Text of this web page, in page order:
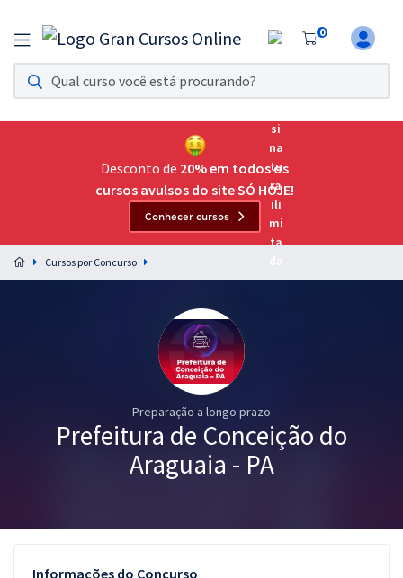
0
Assinatura Ilimitada 11
Acesso a todos os cursos. Teste grátis por 7 dias!
Assinatura OAB Até Passar
Acesso ilimitado a toda preparação para o Exame da
Preparação completa e intensiva para as principais
residências em saúde do Brasil
Desconto de 20% em todos os
cursos avulsos do site SÓ HOJE!
Conhecer cursos
Cursos por Concurso
Preparação a longo prazo
Prefeitura de Conceição do
Araguaia - PA
Informações do Concurso